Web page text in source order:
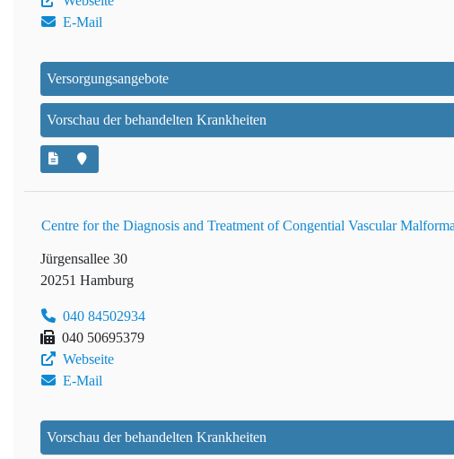
E-Mail
Versorgungsangebote
Vorschau der behandelten Krankheiten
Centre for the Diagnosis and Treatment of Congential Vascular
Jürgensallee 30
20251 Hamburg
040 84502934
040 50695379
Webseite
E-Mail
Vorschau der behandelten Krankheiten